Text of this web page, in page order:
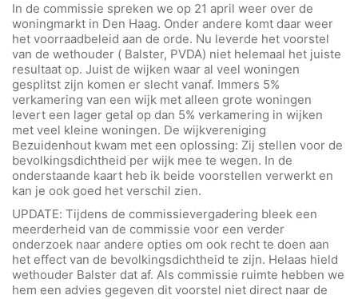
In de commissie spreken we op 21 april weer over de
woningmarkt in Den Haag. Onder andere komt daar weer
het voorraadbeleid aan de orde. Nu leverde het voorstel
van de wethouder ( Balster, PVDA) niet helemaal het juiste
resultaat op. Juist de wijken waar al veel woningen
gesplitst zijn komen er slecht vanaf. Immers 5%
verkamering van een wijk met alleen grote woningen
levert een lager getal op dan 5% verkamering in wijken
met veel kleine woningen. De wijkvereniging
Bezuidenhout kwam met een oplossing: Zij stellen voor de
bevolkingsdichtheid per wijk mee te wegen. In de
onderstaande kaart heb ik beide voorstellen verwerkt en
kan je ook goed het verschil zien.
UPDATE: Tijdens de commissievergadering bleek een
meerderheid van de commissie voor een verder
onderzoek naar andere opties om ook recht te doen aan
het effect van de bevolkingsdichtheid te zijn. Helaas hield
wethouder Balster dat af. Als commissie ruimte hebben we
hem een advies gegeven dit voorstel niet direct naar de